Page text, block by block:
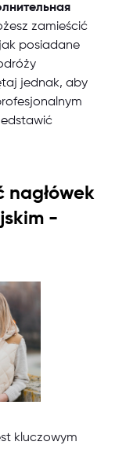
zamieścić
posiadane
jednak, aby
nagłówek
-
kluczowym